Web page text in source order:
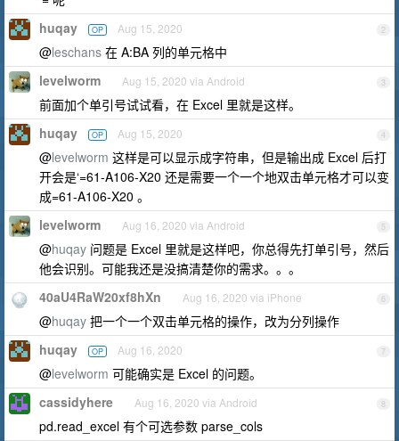
2
huqay OP Aug 15, 2020
@leschans 在 A:BA 列的单元格中
3
levelworm Aug 15, 2020 via Android
前面加个单引号试试看，在 Excel 里就是这样。
4
huqay OP Aug 15, 2020
@levelworm 这样是可以显示成字符串，但是输出成 Excel 后打
开会是‘=61-A106-X20 还是需要一个一个地双击单元格才可以变
成=61-A106-X20 。
5
levelworm Aug 16, 2020 via Android
@huqay 问题是 Excel 里就是这样吧，你总得先打单引号，然后
他会识别。可能我还是没搞清楚你的需求。。。
6
40aU4RaW20xf8hXn Aug 16, 2020 via iPhone
@huqay 把一个一个双击单元格的操作，改为分列操作
7
huqay OP Aug 16, 2020
@levelworm 可能确实是 Excel 的问题。
8
cassidyhere Aug 16, 2020 via Android
pd.read_excel 有个可选参数 parse_cols